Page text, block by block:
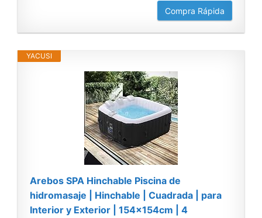
Compra Rápida
YACUSI
Arebos SPA Hinchable Piscina de
hidromasaje | Hinchable | Cuadrada | para
Interior y Exterior | 154x154cm | 4